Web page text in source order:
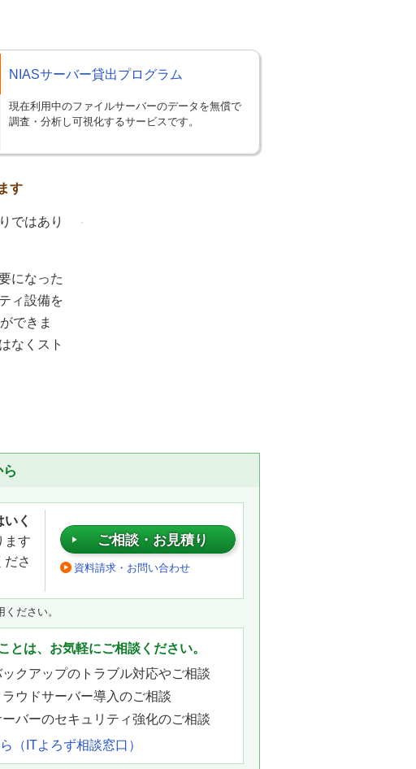
NIASサーバー貸出プログラム
現在利用中のファイルサーバーのデータを無償で
調査・分析し可視化するサービスです。
す
ではあり
になった
ィ設備を
できま
なくスト
く
ます
ださ
ご相談・お見積り
資料請求・お問い合わせ
ださい。
とは、お気軽にご相談ください。
ックアップのトラブル対応やご相談
ラウドサーバー導入のご相談
ーバーのセキュリティ強化のご相談
（ITよろず相談窓口）